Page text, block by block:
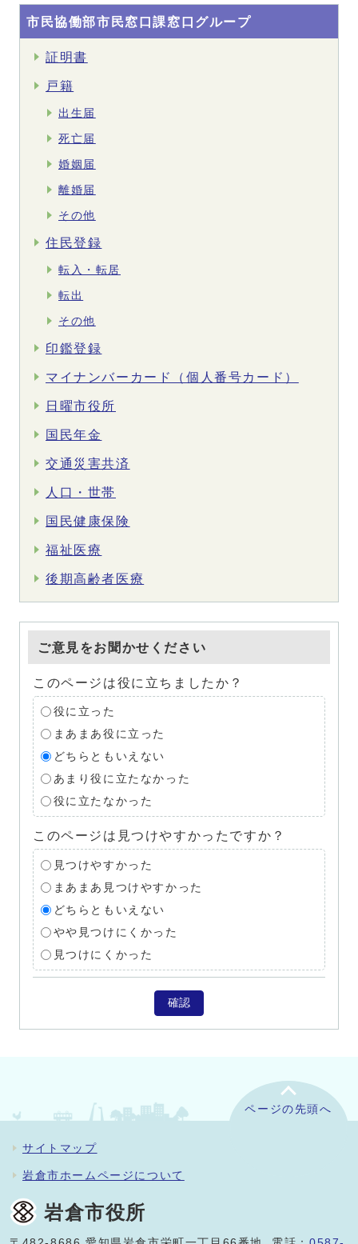
市民協働部市民窓口課窓口グループ
証明書
戸籍
出生届
死亡届
婚姻届
離婚届
その他
住民登録
転入・転居
転出
その他
印鑑登録
マイナンバーカード（個人番号カード）
日曜市役所
国民年金
交通災害共済
人口・世帯
国民健康保険
福祉医療
後期高齢者医療
ご意見をお聞かせください
このページは役に立ちましたか？
役に立った
まあまあ役に立った
どちらともいえない
あまり役に立たなかった
役に立たなかった
このページは見つけやすかったですか？
見つけやすかった
まあまあ見つけやすかった
どちらともいえない
やや見つけにくかった
見つけにくかった
確認
ページの先頭へ
サイトマップ
岩倉市ホームページについて
岩倉市役所